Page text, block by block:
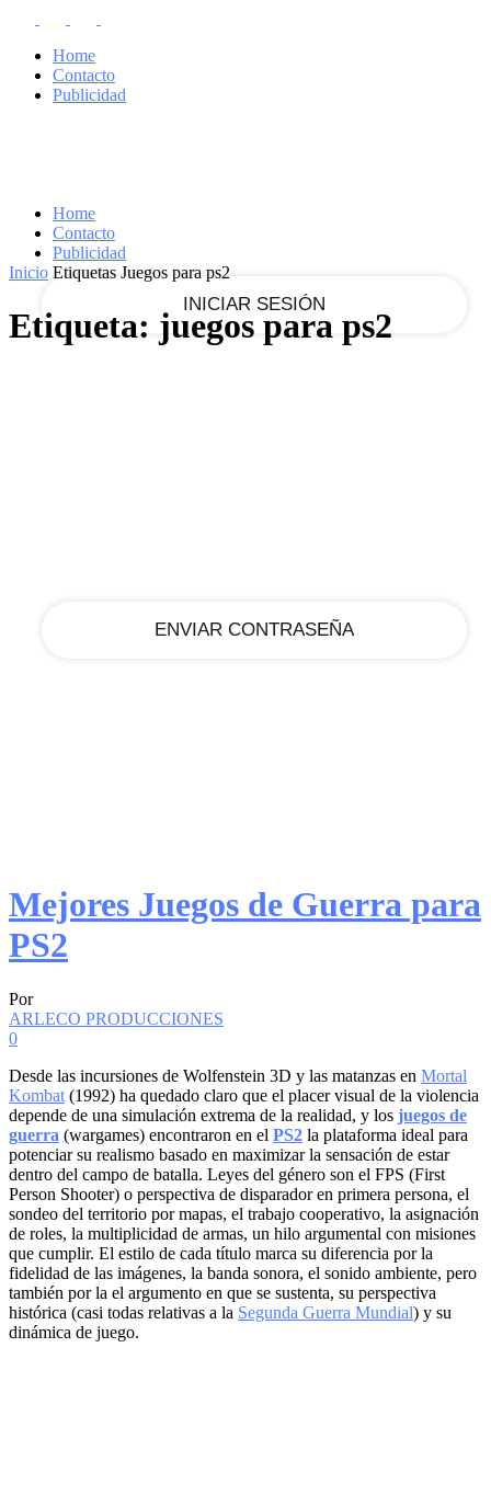
Home
Contacto
Publicidad
tu contraseña
Home
Contacto
Publicidad
Inicio Etiquetas Juegos para ps2
Etiqueta: juegos para ps2
Mejores Juegos de Guerra para
PS2
Por
ARLECO PRODUCCIONES
0
Desde las incursiones de Wolfenstein 3D y las matanzas en Mortal
Kombat (1992) ha quedado claro que el placer visual de la violencia
depende de una simulación extrema de la realidad, y los juegos de
guerra (wargames) encontraron en el PS2 la plataforma ideal para
potenciar su realismo basado en maximizar la sensación de estar
dentro del campo de batalla. Leyes del género son el FPS (First
Person Shooter) o perspectiva de disparador en primera persona, el
sondeo del territorio por mapas, el trabajo cooperativo, la asignación
de roles, la multiplicidad de armas, un hilo argumental con misiones
que cumplir. El estilo de cada título marca su diferencia por la
fidelidad de las imágenes, la banda sonora, el sonido ambiente, pero
también por la el argumento en que se sustenta, su perspectiva
histórica (casi todas relativas a la Segunda Guerra Mundial) y su
dinámica de juego.